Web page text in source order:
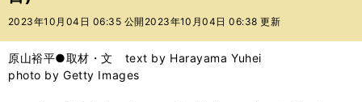
ー
バ
2023年10月04日 06:35 公開 2023年10月04日 06:38 更新
原山裕平●取材・文 text by Harayama Yuhei
photo by Getty Images